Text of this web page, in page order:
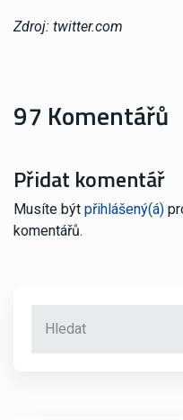
Zdroj: twitter.com
97 Komentářů
Přidat komentář
Musíte být přihlášený(á)
komentářů.